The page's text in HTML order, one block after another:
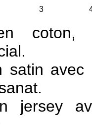
3
coton,
satin avec
jersey